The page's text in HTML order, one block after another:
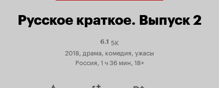
Русское краткое. Выпуск 2
6.1Рейтинг
5K
2018, драма, комедия, ужасы
Россия, 1 ч 36 мин, 18+